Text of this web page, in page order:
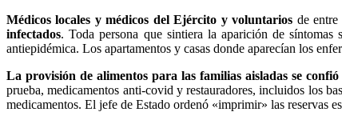
Médicos locales y médicos del Ejército y voluntarios de entre
infectados. Toda persona que sintiera la aparición de
antiepidémica. Los apartamentos y casas donde aparecían los
La provisión de alimentos para las familias aisladas se confió
prueba, medicamentos anti-covid y restauradores, incluidos los
medicamentos. El jefe de Estado ordenó «imprimir» las reservas